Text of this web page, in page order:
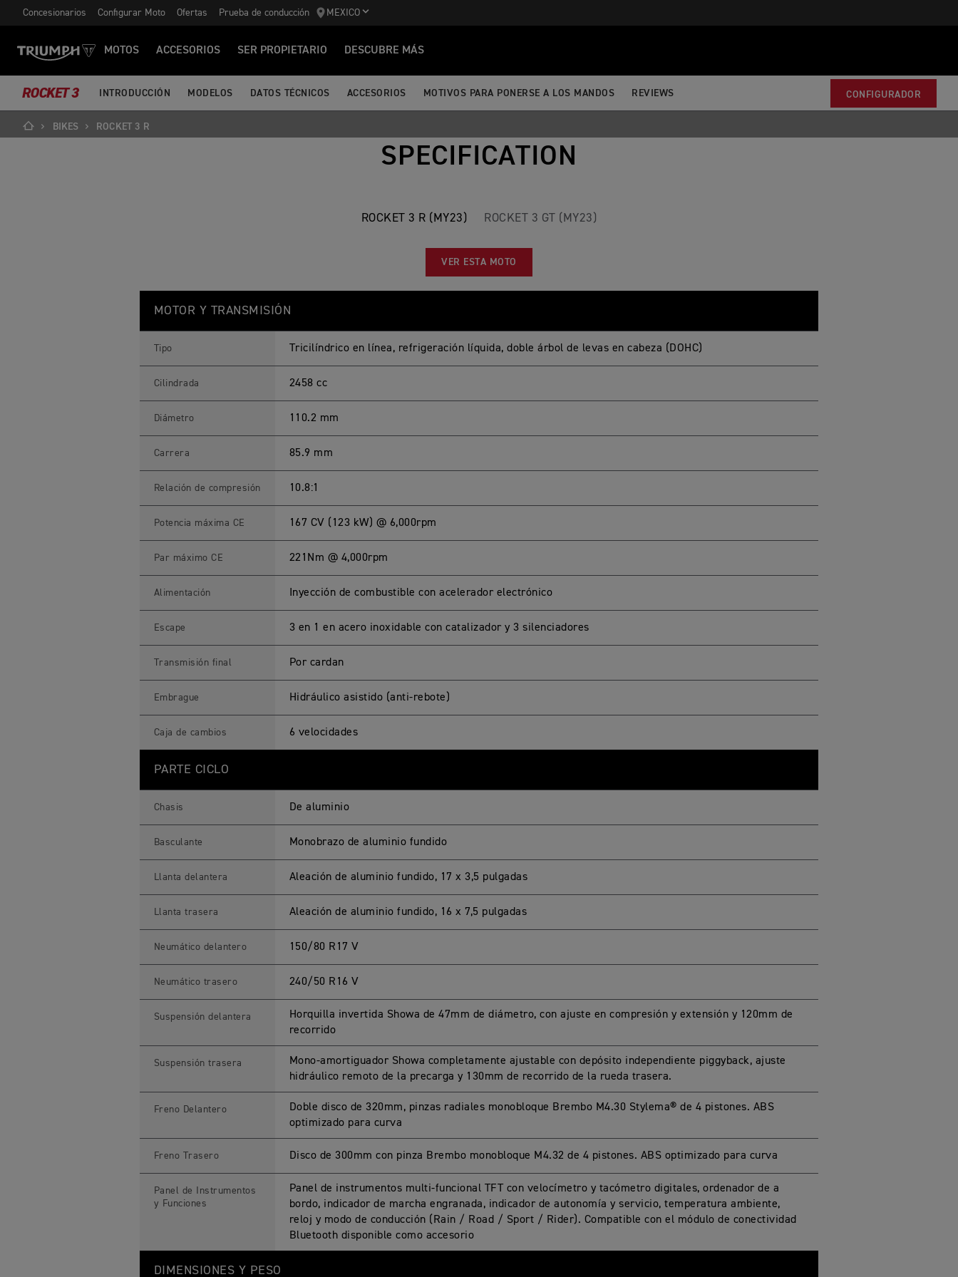
Concesionarios Configurar Moto Ofertas Prueba de conducción MEXICO
MOTOS ACCESORIOS SER PROPIETARIO DESCUBRE MÁS
ROCKET 3 INTRODUCCIÓN MODELOS DATOS TÉCNICOS ACCESORIOS MOTIVOS PARA PONERSE A LOS MANDOS REVIEWS CONFIGURADOR
BIKES ROCKET 3 R
SPECIFICATION
ROCKET 3 R (MY23) ROCKET 3 GT (MY23)
VER ESTA MOTO
R
Y
)
f
a
o
n
a
MOTOR Y TRANSMISIÓN
Tipo Tricilíndrico en línea, refrigeración líquida, doble árbol de levas en cabeza (DOHC)
Cilindrada 2458 cc
Diámetro 110.2 mm
Carrera 85.9 mm
Relación de compresión 10.8:1
Potencia máxima CE 167 CV (123 kW) @ 6,000rpm
Par máximo CE 221Nm @ 4,000rpm
Alimentación Inyección de combustible con acelerador electrónico
Escape 3 en 1 en acero inoxidable con catalizador y 3 silenciadores
Transmisión final Por cardan
Embrague Hidráulico asistido (anti-rebote)
Caja de cambios 6 velocidades
PARTE CICLO
Chasis De aluminio
Basculante Monobrazo de aluminio fundido
Llanta delantera Aleación de aluminio fundido, 17 x 3,5 pulgadas
Llanta trasera Aleación de aluminio fundido, 16 x 7,5 pulgadas
Neumático delantero 150/80 R17 V
Neumático trasero 240/50 R16 V
Suspensión delantera
Horquilla invertida Showa de 47mm de diámetro, con ajuste en compresión y extensión y 120mm de
recorrido
Suspensión trasera
Mono-amortiguador Showa completamente ajustable con depósito independiente piggyback, ajuste
hidráulico remoto de la precarga y 130mm de recorrido de la rueda trasera.
Freno Delantero
Doble disco de 320mm, pinzas radiales monobloque Brembo M4.30 Stylema® de 4 pistones. ABS
optimizado para curva
Freno Trasero Disco de 300mm con pinza Brembo monobloque M4.32 de 4 pistones. ABS optimizado para curva
Panel de Instrumentos
y Funciones
Panel de instrumentos multi-funcional TFT con velocímetro y tacómetro digitales, ordenador de a
bordo, indicador de marcha engranada, indicador de autonomía y servicio, temperatura ambiente,
reloj y modo de conducción (Rain / Road / Sport / Rider). Compatible con el módulo de conectividad
Bluetooth disponible como accesorio
DIMENSIONES Y PESO